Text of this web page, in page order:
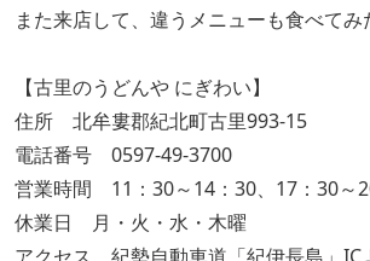
また来店して、違うメニューも食べてみ
【古里のうどんや にぎわい】
住所 北牟婁郡紀北町古里993-15
電話番号 0597-49-3700
営業時間 11：30～14：30、17：30～
休業日 月・火・水・木曜